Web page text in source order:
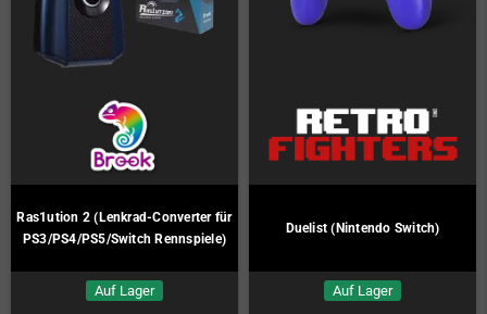
Ras1ution 2 (Lenkrad-Converter für
PS3/PS4/PS5/Switch Rennspiele)
Auf Lager
Duelist (Nintendo Switch)
Auf Lager